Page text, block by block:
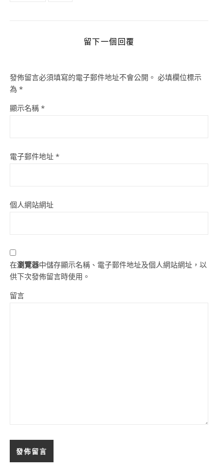
留下一個回覆
發佈留言必須填寫的電子郵件地址不會公開。 必填欄位標示
為 *
顯示名稱 *
電子郵件地址 *
個人網站網址
在瀏覽器中儲存顯示名稱、電子郵件地址及個人網站網址，以
供下次發佈留言時使用。
留言